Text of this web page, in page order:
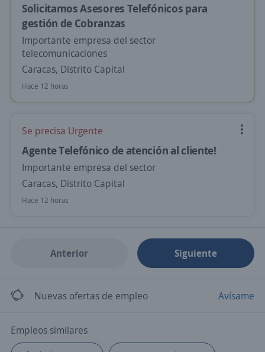
Solicitamos Asesores Telefónicos para
gestión de Cobranzas
Importante empresa del sector
telecomunicaciones
Caracas, Distrito Capital
Hace 12 horas
Se precisa Urgente
Agente Telefónico de atención al cliente!
Importante empresa del sector
Caracas, Distrito Capital
Hace 12 horas
Anterior Siguiente
Nuevas ofertas de empleo Avísame
Empleos similares